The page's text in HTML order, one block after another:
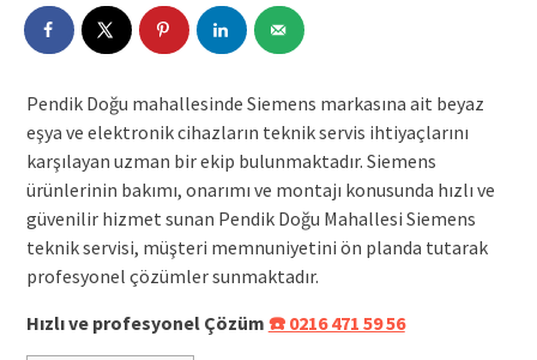
Pendik Doğu mahallesinde Siemens markasına ait beyaz
eşya ve elektronik cihazların teknik servis ihtiyaçlarını
karşılayan uzman bir ekip bulunmaktadır. Siemens
ürünlerinin bakımı, onarımı ve montajı konusunda hızlı ve
güvenilir hizmet sunan Pendik Doğu Mahallesi Siemens
teknik servisi, müşteri memnuniyetini ön planda tutarak
profesyonel çözümler sunmaktadır.
Hızlı ve profesyonel Çözüm ☎️ 0216 471 59 56